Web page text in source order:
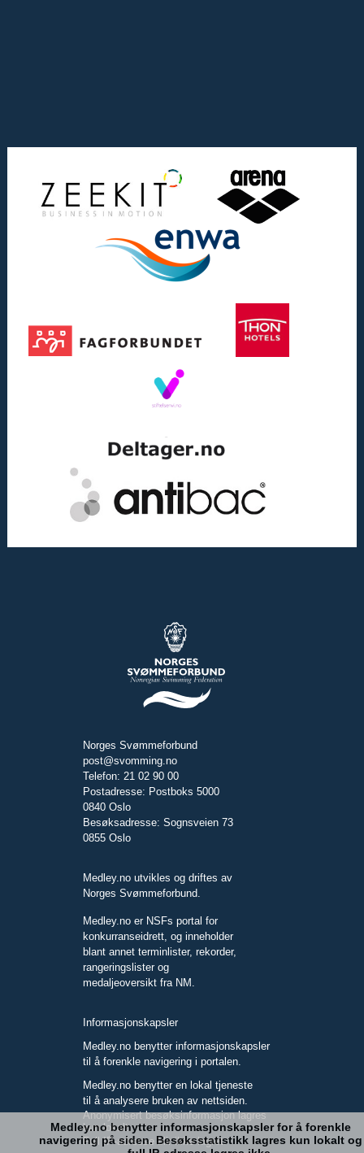
Norges Svømmeforbund
post@svomming.no
Telefon: 21 02 90 00
Postadresse: Postboks 5000
0840 Oslo
Besøksadresse: Sognsveien 73
0855 Oslo
Medley.no utvikles og driftes av
Norges Svømmeforbund.
Medley.no er NSFs portal for
konkurranseidrett, og inneholder
blant annet terminlister, rekorder,
rangeringslister og
medaljeoversikt fra NM.
Informasjonskapsler
Medley.no benytter informasjonskapsler
til å forenkle navigering i portalen.
Medley.no benytter en lokal tjeneste
til å analysere bruken av nettsiden.
Anonymisert besøksinformasjon lagres
kun lokalt.
Full IP-adresse blir ikke lagret.
Medley.no benytter informasjonskapsler for å forenkle
navigering på siden. Besøksstatistikk lagres kun lokalt og